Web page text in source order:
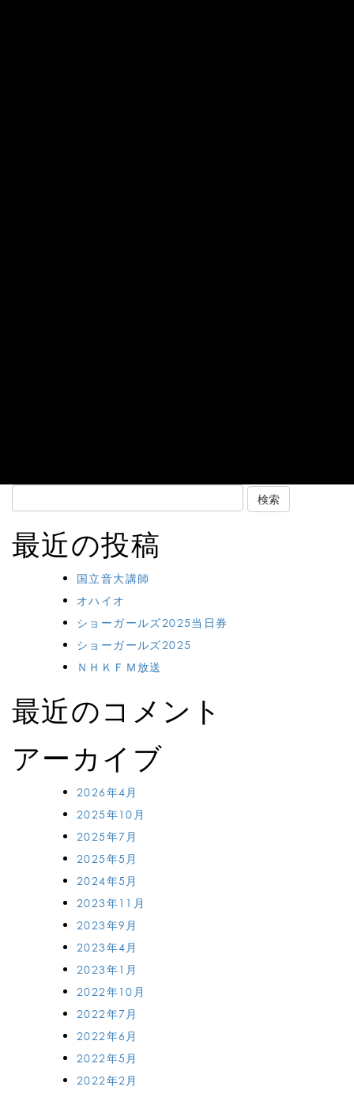
最近の投稿
国立音大講師
オハイオ
ショーガールズ2025当日券
ショーガールズ2025
ＮＨＫＦＭ放送
最近のコメント
アーカイブ
2026年4月
2025年10月
2025年7月
2025年5月
2024年5月
2023年11月
2023年9月
2023年4月
2023年1月
2022年10月
2022年7月
2022年6月
2022年5月
2022年2月